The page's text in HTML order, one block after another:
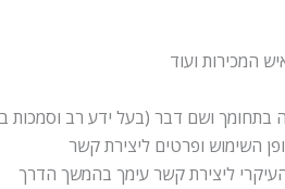
המכירות ועוד
בתחומך ושם דבר (בעל ידע רב וסמכות
השימוש ופרטים ליצירת קשר
ליצירת קשר עימך בהמשך הדרך